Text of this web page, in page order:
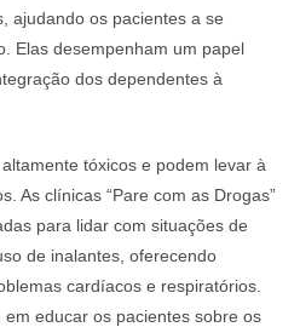
ajudando os pacientes a se
Elas desempenham um papel
dos dependentes à
tóxicos e podem levar à
As clínicas “Pare com as Drogas”
para lidar com situações de
de inalantes, oferecendo
cardíacos e respiratórios.
educar os pacientes sobre os